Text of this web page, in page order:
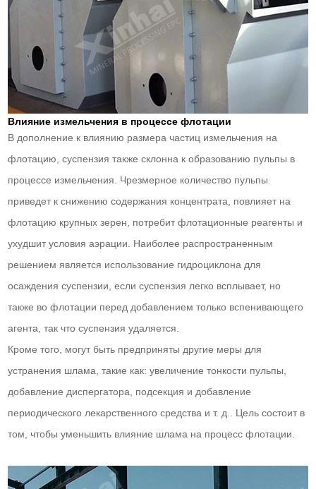
Влияние измельчения в процессе флотации
В дополнение к влиянию размера частиц измельчения на
флотацию, суспензия также склонна к образованию пульпы в
процессе измельчения. Чрезмерное количество пульпы
приведет к снижению содержания концентрата, повлияет на
флотацию крупных зерен, потребит флотационные реагенты и
ухудшит условия аэрации. Наиболее распространенным
решением является использование гидроциклона для
осаждения суспензии, если суспензия легко всплывает, но
также во флотации перед добавлением только вспенивающего
агента, так что суспензия удаляется.
Кроме того, могут быть предприняты другие меры для
устранения шлама, такие как: увеличение тонкости пульпы,
добавление диспергатора, подсекция и добавление
периодического лекарственного средства и т. д.. Цель состоит в
том, чтобы уменьшить влияние шлама на процесс флотации.